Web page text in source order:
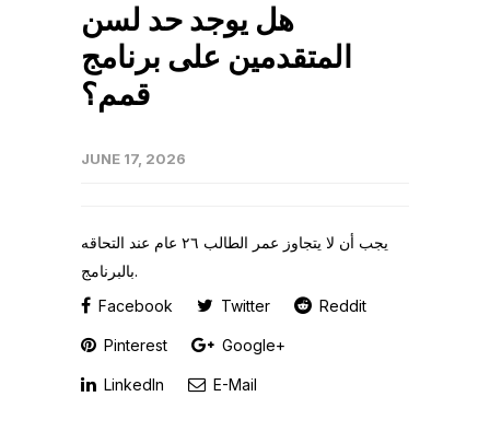
هل يوجد حد لسن
المتقدمين على برنامج
قمم؟
JUNE 17, 2026
يجب أن لا يتجاوز عمر الطالب ٢٦ عام عند التحاقه
بالبرنامج.
Facebook
Twitter Reddit
Pinterest Google+
LinkedIn E-Mail